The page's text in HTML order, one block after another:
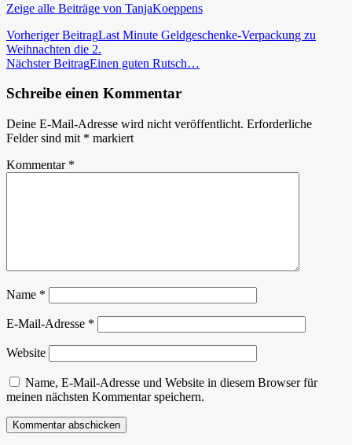
Zeige alle Beiträge von TanjaKoeppens
Beitragsnavigation
Vorheriger BeitragLast Minute Geldgeschenke-Verpackung zu
Weihnachten die 2.
Nächster BeitragEinen guten Rutsch…
Schreibe einen Kommentar
Deine E-Mail-Adresse wird nicht veröffentlicht. Erforderliche
Felder sind mit * markiert
Kommentar *
Name *
E-Mail-Adresse *
Website
Name, E-Mail-Adresse und Website in diesem Browser für
meinen nächsten Kommentar speichern.